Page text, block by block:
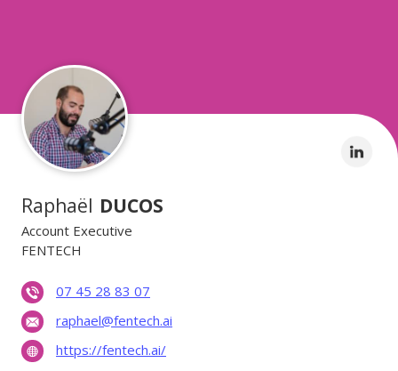
Raphaël DUCOS
Account Executive
FENTECH
07 45 28 83 07
raphael@fentech.ai
https://fentech.ai/